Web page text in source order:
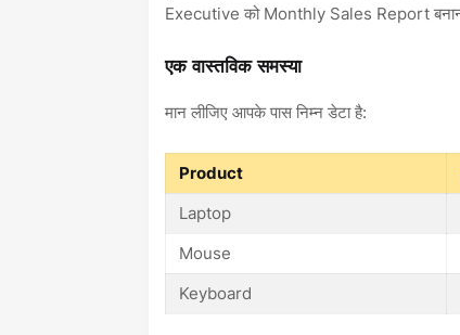
Executive को Monthly Sales Report
एक वास्तविक समस्या
मान लीजिए आपके पास निम्न डेटा है:
Product
Laptop
Mouse
Keyboard